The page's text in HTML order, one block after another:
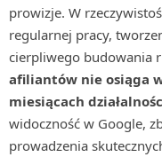
prowizje. W
regularnej pracy,
cierpliwego budowania
afiliantów nie osiąga
miesiącach
widoczność w Google,
prowadzenia